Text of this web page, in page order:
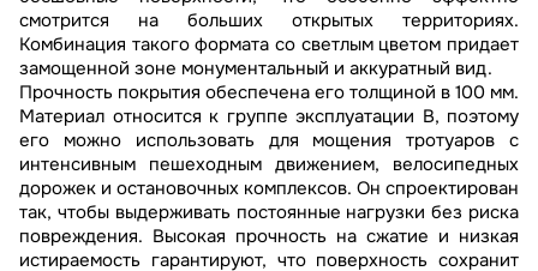
смотрится на больших открытых территориях.
Комбинация такого формата со светлым цветом придает
замощенной зоне монументальный и аккуратный вид.
Прочность покрытия обеспечена его толщиной в 100 мм.
Материал относится к группе эксплуатации В, поэтому
его можно использовать для мощения тротуаров с
интенсивным пешеходным движением, велосипедных
дорожек и остановочных комплексов. Он спроектирован
так, чтобы выдерживать постоянные нагрузки без риска
повреждения. Высокая прочность на сжатие и низкая
истираемость гарантируют, что поверхность сохранит